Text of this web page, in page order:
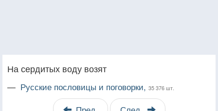
На сердитых воду возят
— Русские пословицы и поговорки, 35 376 шт.